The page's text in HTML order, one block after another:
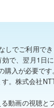
でご利用で
で、翌月1日
入が必要で
。株式会社
動画の視聴